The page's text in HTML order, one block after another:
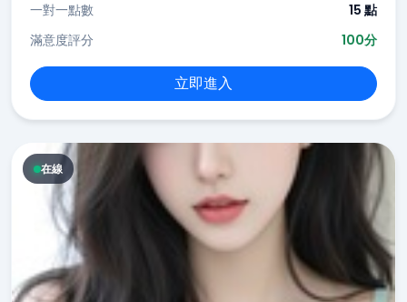
一對一點數
15 點
滿意度評分
100分
立即進入
在線